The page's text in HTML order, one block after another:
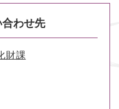
わせ先
財課